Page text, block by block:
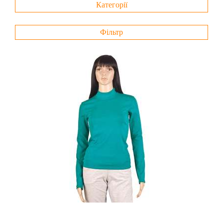
Категорії
Фільтр